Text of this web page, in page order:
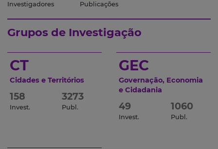
Investigadores Publicações
Grupos de Investigação
CT
Cidades e Territórios
158
Invest.
3273
Publ.
GEC
Governação, Economia
e Cidadania
49
Invest.
1060
Publ.